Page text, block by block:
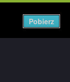
Pobierz